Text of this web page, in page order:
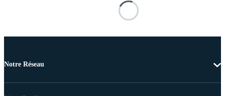
Notre Réseau